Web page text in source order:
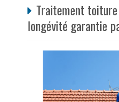
Traitement
longévité garantie